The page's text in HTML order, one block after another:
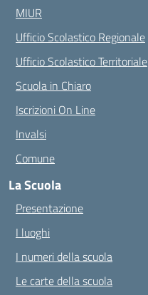
MIUR
Ufficio Scolastico Regionale
Ufficio Scolastico Territoriale
Scuola in Chiaro
Iscrizioni On Line
Invalsi
Comune
La Scuola
Presentazione
I luoghi
I numeri della scuola
Le carte della scuola